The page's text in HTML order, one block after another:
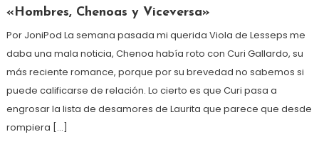
«Hombres, Chenoas y Viceversa»
Por JoniPod La semana pasada mi querida Viola de Lesseps me
daba una mala noticia, Chenoa había roto con Curi Gallardo, su
más reciente romance, porque por su brevedad no sabemos si
puede calificarse de relación. Lo cierto es que Curi pasa a
engrosar la lista de desamores de Laurita que parece que desde
rompiera […]